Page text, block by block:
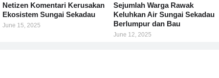
Netizen Komentari Kerusakan
Ekosistem Sungai Sekadau
June 15, 2025
Sejumlah Warga Rawak
Keluhkan Air Sungai Sekadau
Berlumpur dan Bau
June 12, 2025